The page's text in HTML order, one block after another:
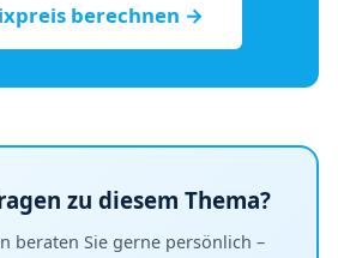
berechnen →
zu diesem Thema?
beraten Sie gerne persönlich –